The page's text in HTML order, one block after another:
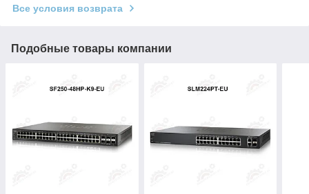
Все условия возврата
Подобные товары компании